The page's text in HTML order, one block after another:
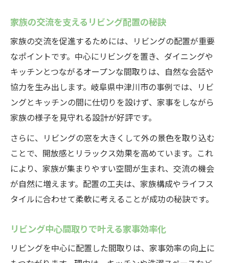
家族の交流を支えるリビング配置の秘訣
家族の交流を促進するためには、リビングの配置が重要
なポイントです。中心にリビングを置き、ダイニングや
キッチンとつながるオープンな間取りは、自然な会話や
協力を生み出します。岐阜県中津川市の事例では、リビ
ングとキッチンの間に仕切りを設けず、家事をしながら
家族の様子を見守れる設計が好評です。
さらに、リビングの窓を大きくして外の景色を取り込む
ことで、開放感とリラックス効果を高めています。これ
により、家族が集まりやすい空間が生まれ、交流の機会
が自然に増えます。配置の工夫は、家族構成やライフス
タイルに合わせて柔軟に考えることが成功の秘訣です。
リビング中心間取りで叶える家事効率化
リビングを中心に配置した間取りは、家事効率の向上に